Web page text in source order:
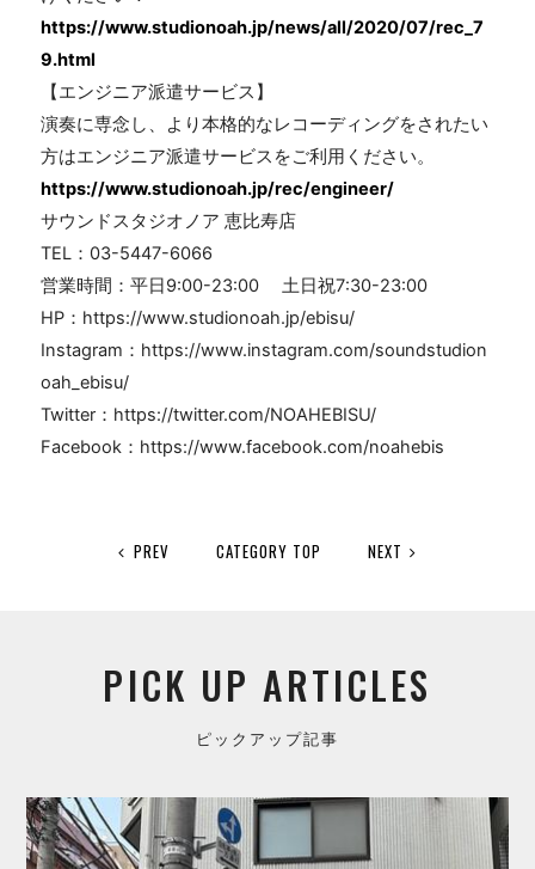
https://www.studionoah.jp/news/all/2020/07/rec_7
9.html
【エンジニア派遣サービス】
演奏に専念し、より本格的なレコーディングをされたい
方はエンジニア派遣サービスをご利用ください。
https://www.studionoah.jp/rec/engineer/
サウンドスタジオノア 恵比寿店
TEL：03-5447-6066
営業時間：平日9:00-23:00 土日祝7:30-23:00
HP：https://www.studionoah.jp/ebisu/
Instagram：https://www.instagram.com/soundstudion
oah_ebisu/
Twitter：https://twitter.com/NOAHEBISU/
Facebook：https://www.facebook.com/noahebis
PREV CATEGORY TOP NEXT
PICK UP ARTICLES
ピックアップ記事